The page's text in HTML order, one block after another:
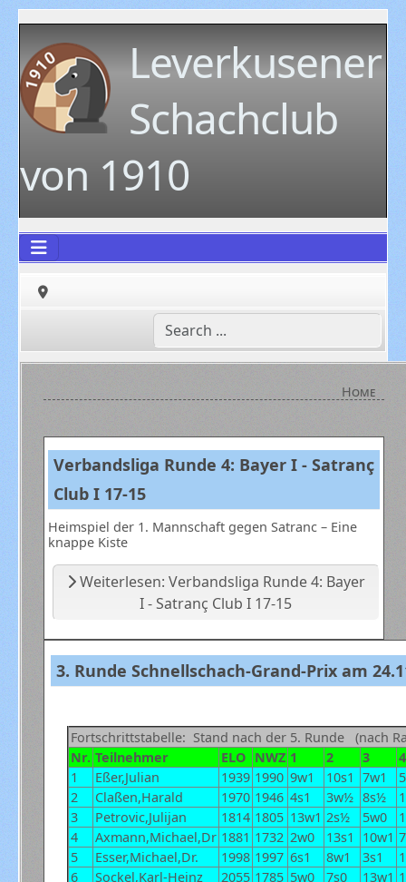
Leverkusener
Schachclub
von 1910
Home
Verbandsliga Runde 4: Bayer I - Satranç
Club I 17-15
Heimspiel der 1. Mannschaft gegen Satranc – Eine
knappe Kiste
Weiterlesen: Verbandsliga Runde 4: Bayer
I - Satranç Club I 17-15
3. Runde Schnellschach-Grand-Prix am
Fortschrittstabelle: Stand nach der 5. Runde (nach
Nr. Teilnehmer ELO NWZ 1 2 3
4
1
Eßer,Julian 1939 1990 9w1 10s1 7w1
2
Claßen,Harald 1970 1946 4s1 3w½ 8s½
3
Petrovic,Julijan 1814 1805 13w1 2s½ 5w0
4
Axmann,Michael,Dr 1881 1732 2w0 13s1 10w1
5
Esser,Michael,Dr. 1998 1997 6s1 8w1 3s1
6
Sockel,Karl-Heinz 2055 1785 5w0 7s0 13w1